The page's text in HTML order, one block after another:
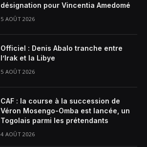
désignation pour Vincentia Amedomé
5 AOÛT 2026
Officiel : Denis Abalo tranche entre
l’Irak et la Libye
5 AOÛT 2026
CAF : la course à la succession de
Véron Mosengo-Omba est lancée, un
Togolais parmi les prétendants
4 AOÛT 2026